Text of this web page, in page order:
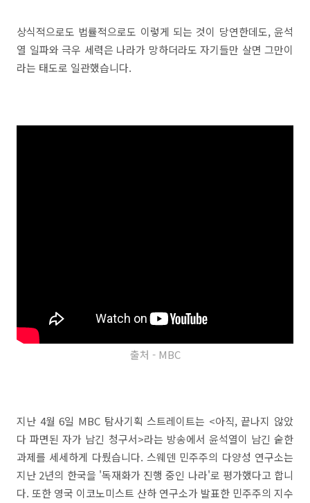
상식적으로도 법률적으로도 이렇게 되는 것이 당연한데도, 윤석
열 일파와 극우 세력은 나라가 망하더라도 자기들만 살면 그만이
라는 태도로 일관했습니다.
출처 - MBC
지난 4월 6일 MBC 탐사기획 스트레이트는 <아직, 끝나지 않았
다 파면된 자가 남긴 청구서>라는 방송에서 윤석열이 남긴 숱한
과제를 세세하게 다뤘습니다. 스웨덴 민주주의 다양성 연구소는
지난 2년의 한국을 '독재화가 진행 중인 나라'로 평가했다고 합니
다. 또한 영국 이코노미스트 산하 연구소가 발표한 민주주의 지수